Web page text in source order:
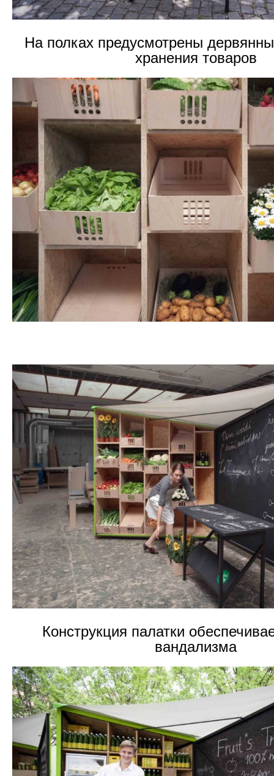
На полках предусмотрены
хранения товаров
Конструкция палатки
вандализма